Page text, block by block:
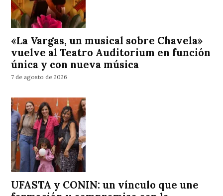
«La Vargas, un musical sobre Chavela»
vuelve al Teatro Auditorium en función
única y con nueva música
7 de agosto de 2026
UFASTA y CONIN: un vínculo que une